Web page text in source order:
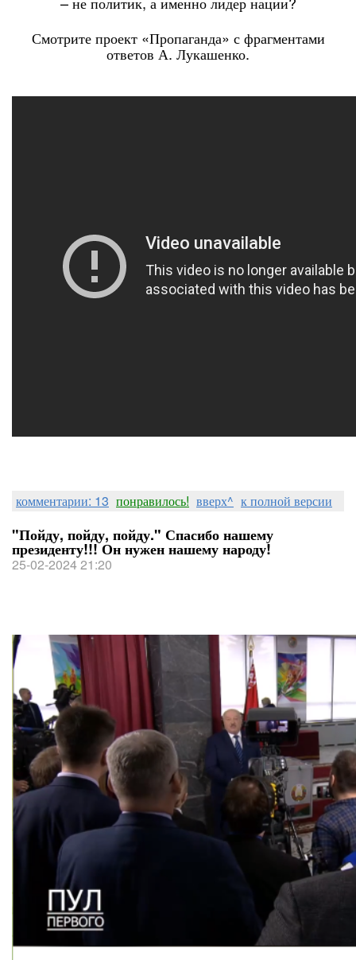
Смотрите проект «Пропаганда» с фрагментами
ответов А. Лукашенко.
комментарии: 13 понравилось! вверх^ к полной версии
"Пойду, пойду, пойду." Спасибо нашему
президенту!!! Он нужен нашему народу!
25-02-2024 21:20